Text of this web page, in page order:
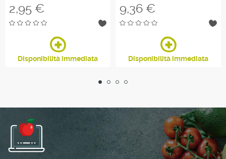
Prezzo
2,95 €
Disponibilità immediata
Prezzo
9,36 €
Disponibilità immediata